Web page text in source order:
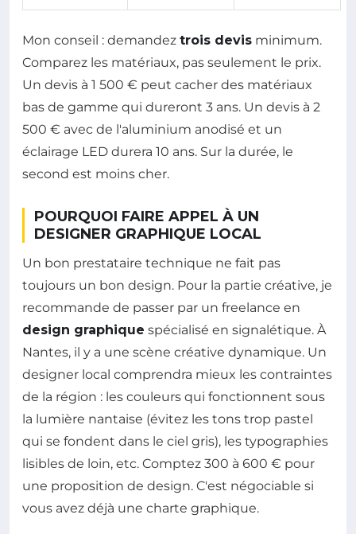
Mon conseil : demandez trois devis minimum.
Comparez les matériaux, pas seulement le prix.
Un devis à 1 500 € peut cacher des matériaux
bas de gamme qui dureront 3 ans. Un devis à 2
500 € avec de l'aluminium anodisé et un
éclairage LED durera 10 ans. Sur la durée, le
second est moins cher.
POURQUOI FAIRE APPEL À UN
DESIGNER GRAPHIQUE LOCAL
Un bon prestataire technique ne fait pas
toujours un bon design. Pour la partie créative, je
recommande de passer par un freelance en
design graphique spécialisé en signalétique. À
Nantes, il y a une scène créative dynamique. Un
designer local comprendra mieux les contraintes
de la région : les couleurs qui fonctionnent sous
la lumière nantaise (évitez les tons trop pastel
qui se fondent dans le ciel gris), les typographies
lisibles de loin, etc. Comptez 300 à 600 € pour
une proposition de design. C'est négociable si
vous avez déjà une charte graphique.